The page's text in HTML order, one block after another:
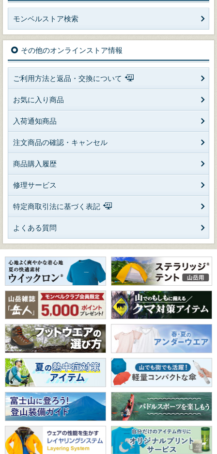
モンベルストア検索
その他のオンラインストア情報
ご利用方法と返品・交換について
お気に入り商品
入荷通知商品
注文商品の確認・キャンセル
商品購入履歴
修理サービス
特定商取引法に基づく表記
よくある質問